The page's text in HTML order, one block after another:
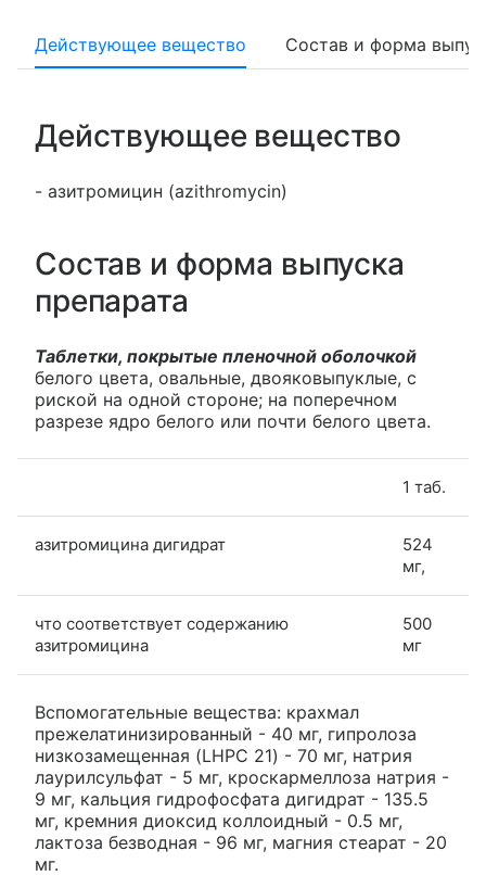
Действующее вещество Состав и форма
Действующее вещество
- азитромицин (azithromycin)
Состав и форма выпуска
препарата
Таблетки, покрытые пленочной оболочкой
белого цвета, овальные, двояковыпуклые, с
риской на одной стороне; на поперечном
разрезе ядро белого или почти белого цвета.
1 таб.
азитромицина дигидрат
524
мг,
что соответствует содержанию
азитромицина
500
мг
Вспомогательные вещества: крахмал
прежелатинизированный - 40 мг, гипролоза
низкозамещенная (LHPC 21) - 70 мг, натрия
лаурилсульфат - 5 мг, кроскармеллоза натрия -
9 мг, кальция гидрофосфата дигидрат - 135.5
мг, кремния диоксид коллоидный - 0.5 мг,
лактоза безводная - 96 мг, магния стеарат - 20
мг.